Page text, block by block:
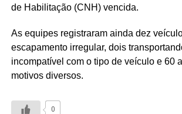
de Habilitação (CNH) vencida.
As equipes registraram ainda dez
escapamento irregular, dois
incompatível com o tipo de veículo e 60
motivos diversos.
0